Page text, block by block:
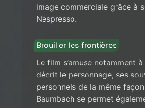
image commerciale grâce à
Nespresso.
Brouiller les frontières
Le film s’amuse notamment
décrit le personnage, ses
personnels de la même
Baumbach se permet